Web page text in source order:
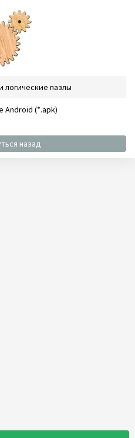
логические пазлы
Android (*.apk)
назад